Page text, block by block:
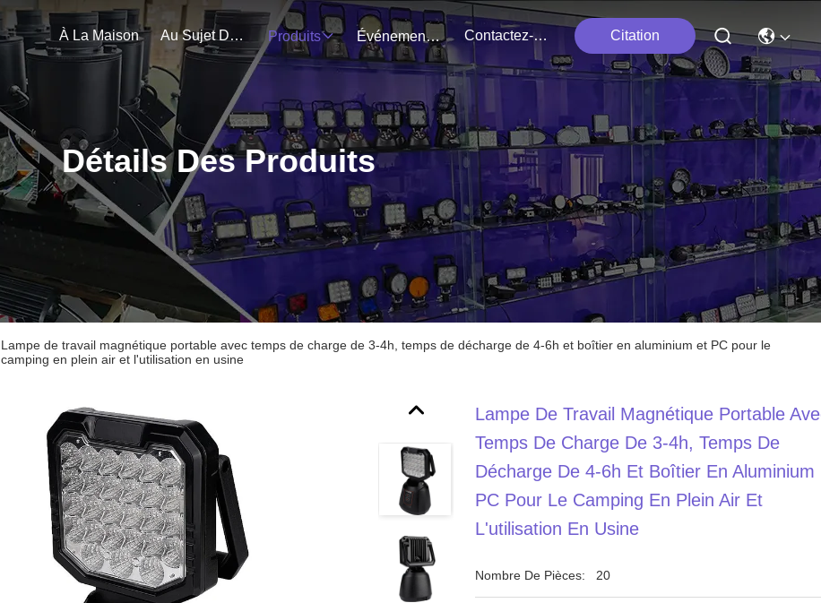
À La Maison Au Sujet De Nous Produits Événements Contactez-Nous Citation
Détails Des Produits
Lampe de travail magnétique portable avec temps de charge de 3-4h, temps de décharge de 4-6h et boîtier en aluminium et PC pour le
camping en plein air et l'utilisation en usine
Lampe De Travail Magnétique Portable
Temps De Charge De 3-4h, Temps De
Décharge De 4-6h Et Boîtier En Aluminium
PC Pour Le Camping En Plein Air Et
L'utilisation En Usine
Nombre De Pièces: 20